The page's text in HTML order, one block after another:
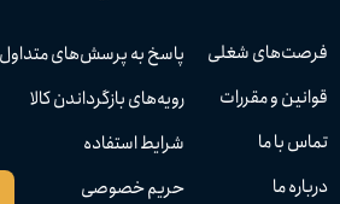
پاسخ به پرسش‌های متداول
رویه‌های بازگرداندن کالا
شرایط استفاده
حریم خصوصی
فرصت‌های شغلی
قوانین و مقررات
تماس با ما
درباره ما